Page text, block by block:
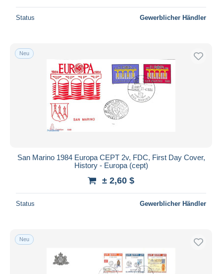
Status Gewerblicher Händler
Neu
San Marino 1984 Europa CEPT 2v, FDC, First Day Cover,
History - Europa (cept)
± 2,60 $
Status Gewerblicher Händler
Neu